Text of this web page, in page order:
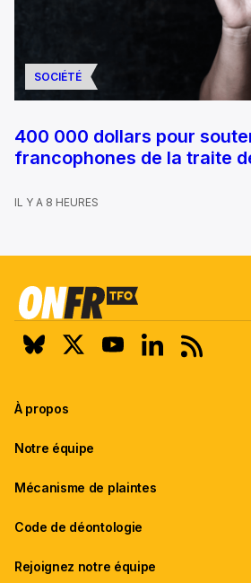
SOCIÉTÉ
400 000 dollars pour
francophones de la traite
IL Y A 8 HEURES
À propos
Notre équipe
Mécanisme de plaintes
Code de déontologie
Rejoignez notre équipe